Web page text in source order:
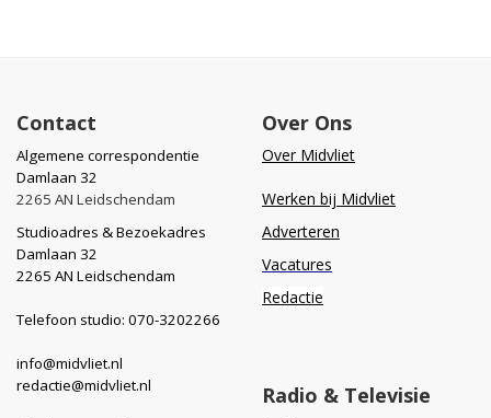
Contact
Algemene correspondentie
Damlaan 32
2265 AN Leidschendam
Studioadres & Bezoekadres
Damlaan 32
2265 AN Leidschendam
Telefoon studio: 070-3202266
info@midvliet.nl
redactie@midvliet.nl
Over Ons
Over Midvliet
Werken bij Midvliet
Adverteren
Vacatures
Redactie
Radio & Televisie